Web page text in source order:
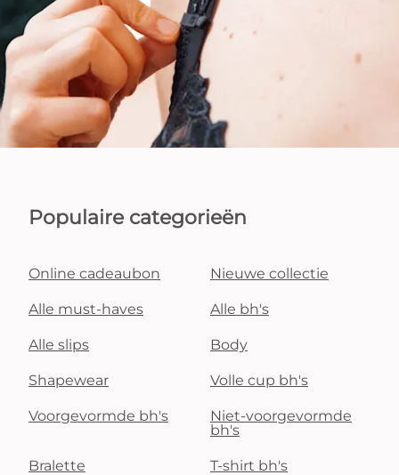
Populaire categorieën
Online cadeaubon Nieuwe collectie
Alle must-haves Alle bh's
Alle slips Body
Shapewear Volle cup bh's
Voorgevormde bh's
Niet-voorgevormde
bh's
Bralette T-shirt bh's